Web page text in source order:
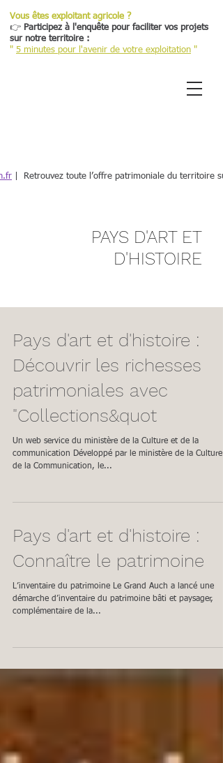
Vous êtes exploitant agricole ?
👉 Participez à l'enquête pour faciliter vos projets
sur notre territoire :
" 5 minutes pour l'avenir de votre exploitation "
| Retrouvez toute l’offre patrimoniale du territoire
PAYS D'ART ET
D'HISTOIRE
Pays d'art et d'histoire :
Découvrir les richesses
patrimoniales avec
"Collections&quot
Un web service du ministère de la Culture et de la
communication Développé par le ministère de la Culture et
de la Communication, le...
Pays d'art et d'histoire :
Connaître le patrimoine
L’inventaire du patrimoine Le Grand Auch a lancé une
démarche d’inventaire du patrimoine bâti et paysager,
complémentaire de la...